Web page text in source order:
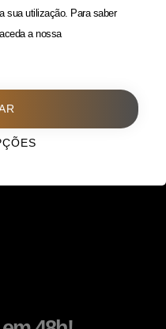
sua utilização. Para saber
a nossa